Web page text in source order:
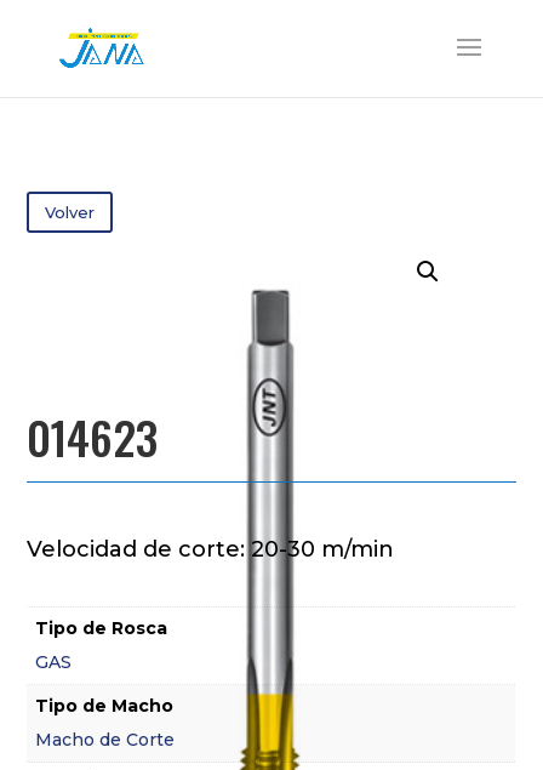
Volver
014623
Velocidad de corte: 20-30 m/min
Tipo de Rosca
GAS
Tipo de Macho
Macho de Corte